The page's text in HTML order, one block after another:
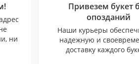
ни
Привезем букет
опозданий
Наши курьеры
надежную и
доставку каждого